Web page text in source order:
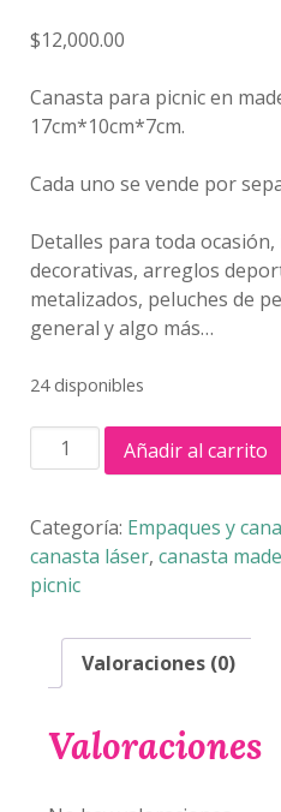
$12,000.00
Canasta para picnic en
17cm*10cm*7cm.
Cada uno se vende por
Detalles para toda
decorativas, arreglos
metalizados, peluches de
general y algo más…
24 disponibles
CANASTA
PICNIC
cantidad
Añadir al carrito
Categoría: Empaques y
canasta láser, canasta
picnic
Valoraciones (0)
Valoraciones